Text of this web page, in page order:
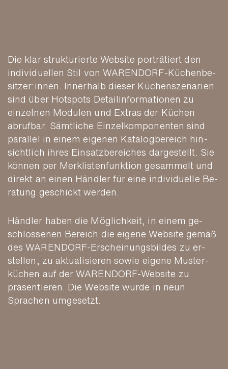
Die klar struk­turierte Website por­trätiert den
indivi­duellen Stil von WAREN­DORF-Küchen­be­
sitzer:innen. Inner­halb dieser Küchen­szenarien
sind über Hot­spots Detail­infor­mationen zu
einzel­nen Mo­dulen und Extras der Küchen
abrufbar. Sämt­liche Einzel­kom­ponenten sind
parallel in einem eigenen Katalog­bereich hin­
sichtlich ihres Einsatz­bereiches dar­gestellt. Sie
können per Merk­listen­funktion ge­sammelt und
direkt an einen Händler für eine indi­viduelle Be­
ratung geschickt werden.
Händler haben die Möglichkeit, in einem ge­
schlossenen Bereich die eigene Website gemäß
des WAREN­DORF-Erschei­nungs­bildes zu er­
stellen, zu aktuali­sieren sowie eigene Muster­
küchen auf der WAREN­DORF-Website zu
präsen­tieren. Die Website wurde in neun
Sprachen umgesetzt.